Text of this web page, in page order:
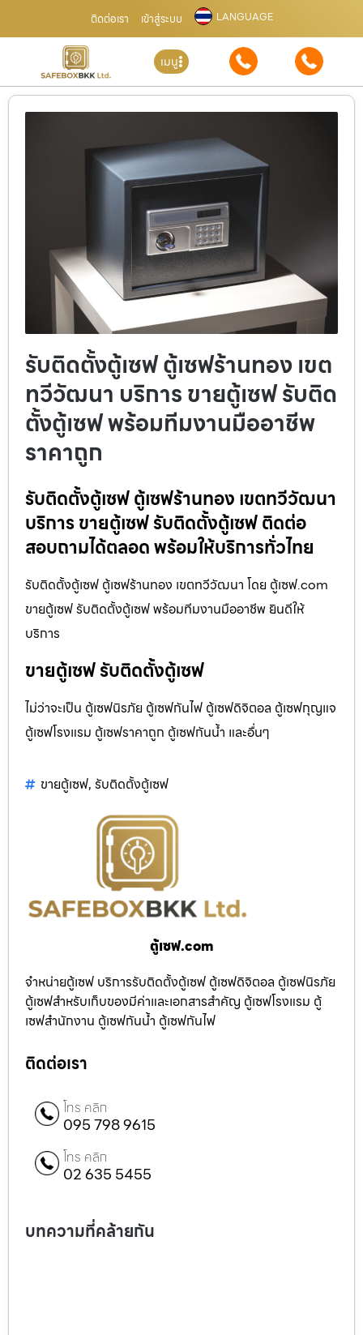
ติดต่อเรา เข้าสู่ระบบ LANGUAGE
เมนู
รับติดตั้งตู้เซฟ ตู้เซฟร้านทอง เขต
ทวีวัฒนา บริการ ขายตู้เซฟ รับติด
ตั้งตู้เซฟ พร้อมทีมงานมืออาชีพ
ราคาถูก
รับติดตั้งตู้เซฟ ตู้เซฟร้านทอง เขตทวีวัฒนา
บริการ ขายตู้เซฟ รับติดตั้งตู้เซฟ ติดต่อ
สอบถามได้ตลอด พร้อมให้บริการทั่วไทย
รับติดตั้งตู้เซฟ ตู้เซฟร้านทอง เขตทวีวัฒนา โดย ตู้เซฟ.com
ขายตู้เซฟ รับติดตั้งตู้เซฟ พร้อมทีมงานมืออาชีพ ยินดีให้
บริการ
ขายตู้เซฟ รับติดตั้งตู้เซฟ
ไม่ว่าจะเป็น ตู้เซฟนิรภัย ตู้เซฟกันไฟ ตู้เซฟดิจิตอล ตู้เซฟกุญแจ
ตู้เซฟโรงแรม ตู้เซฟราคาถูก ตู้เซฟกันน้ำ และอื่นๆ
ขายตู้เซฟ, รับติดตั้งตู้เซฟ
ตู้เซฟ.com
จำหน่ายตู้เซฟ บริการรับติดตั้งตู้เซฟ ตู้เซฟดิจิตอล ตู้เซฟนิรภัย
ตู้เซฟสำหรับเก็บของมีค่าและเอกสารสำคัญ ตู้เซฟโรงแรม ตู้
เซฟสำนักงาน ตู้เซฟกันน้ำ ตู้เซฟกันไฟ
ติดต่อเรา
โทร คลิก
095 798 9615
โทร คลิก
02 635 5455
บทความที่คล้ายกัน